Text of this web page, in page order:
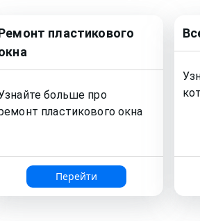
пластикового
больше про
пластикового окна
Перейти